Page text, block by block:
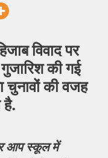
विवाद पर
की गई
चुनावों की वजह
है.
आप स्कूल में